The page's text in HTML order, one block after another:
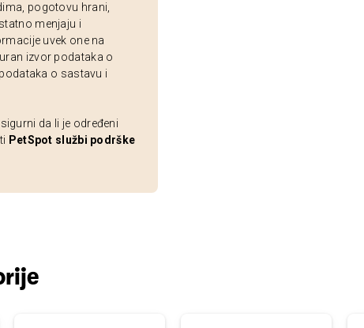
pogotovu hrani,
menjaju i
uvek one na
izvor podataka o
o sastavu i
da li je određeni
PetSpot službi podrške